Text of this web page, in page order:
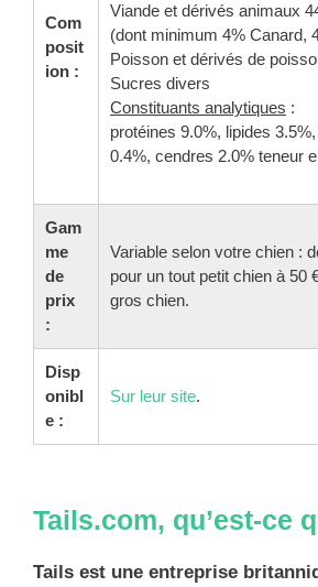
Com
posit
ion :
Viande et dérivés animaux
(dont minimum 4% Canard,
Poisson et dérivés de
Sucres divers
Constituants analytiques :
protéines 9.0%, lipides
0.4%, cendres 2.0% teneur
Gam
me
de
prix
:
Variable selon votre chien :
pour un tout petit chien à 50
gros chien.
Disp
onibl
e :
Sur leur site.
Tails.com, qu’est-ce
Tails est une entreprise